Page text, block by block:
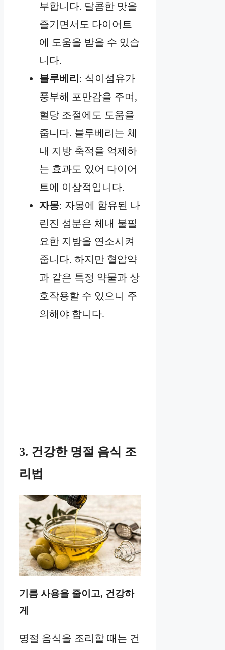
부합니다. 달콤한 맛을
즐기면서도 다이어트
에 도움을 받을 수 있습
니다.
블루베리 : 식이섬유가
풍부해 포만감을 주며,
혈당 조절에도 도움을
줍니다. 블루베리는 체
내 지방 축적을 억제하
는 효과도 있어 다이어
트에 이상적입니다.
자몽: 자몽에 함유된 나
린진 성분은 체내 불필
요한 지방을 연소시켜
줍니다. 하지만 혈압약
과 같은 특정 약물과 상
호작용할 수 있으니 주
의해야 합니다.
3. 건강한 명절 음식 조
리법
기름 사용을 줄이고, 건강하
게
명절 음식을 조리할 때는 건